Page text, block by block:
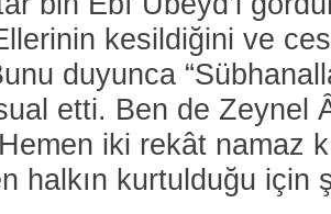
kesildiğini ve
duyunca
etti. Ben de Zeynel
iki rekât namaz
halkın kurtulduğu için